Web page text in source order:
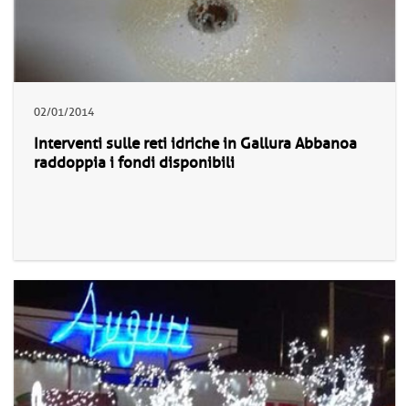
02/01/2014
Interventi sulle reti idriche in Gallura Abbanoa
raddoppia i fondi disponibili